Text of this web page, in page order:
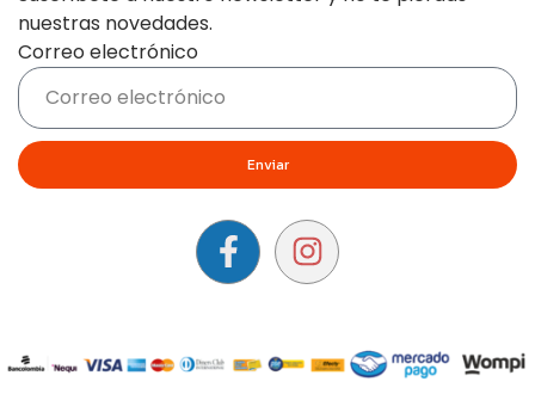
nuestras novedades.
Correo electrónico
Enviar